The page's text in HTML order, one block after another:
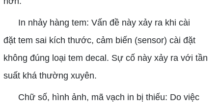
In nhảy hàng tem: Vấn đề này xảy ra khi cài
đặt tem sai kích thước, cảm biến (sensor) cài đặt
không đúng loại tem decal. Sự cố này xảy ra với tần
suất khá thường xuyên.
Chữ số, hình ảnh, mã vạch in bị thiếu: Do việc